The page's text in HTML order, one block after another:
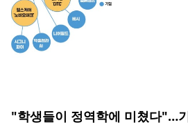
"학생들이 정역학에 미쳤다"…